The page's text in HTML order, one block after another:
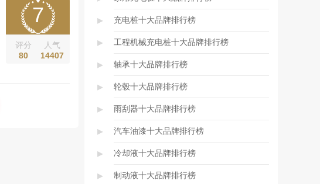
7
评分
80
人气
14407
▸ 充电桩十大品牌排行榜
▸ 工程机械充电桩十大品牌排行榜
▸ 轴承十大品牌排行榜
▸ 轮毂十大品牌排行榜
▸ 雨刮器十大品牌排行榜
▸ 汽车油漆十大品牌排行榜
▸ 冷却液十大品牌排行榜
▸ 制动液十大品牌排行榜